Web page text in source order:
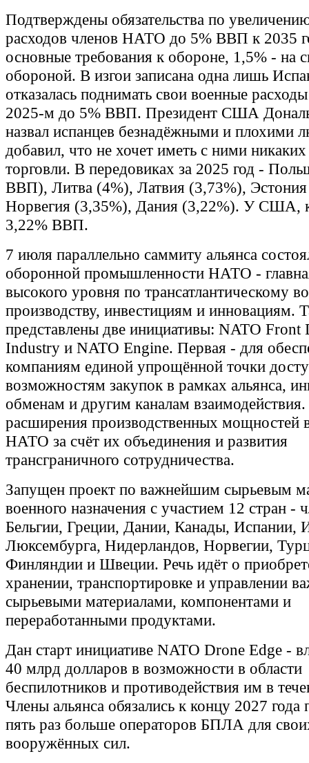
Подтверждены обязательства по
расходов членов НАТО до 5% ВВП к 2035
основные требования к обороне, 1,5% - на
обороной. В изгои записана одна лишь
отказалась поднимать свои военные
2025-м до 5% ВВП. Президент США
назвал испанцев безнадёжными и плохими
добавил, что не хочет иметь с ними
торговли. В передовиках за 2025 год -
ВВП), Литва (4%), Латвия (3,73%),
Норвегия (3,35%), Дания (3,22%). У США,
3,22% ВВП.
7 июля параллельно саммиту альянса
оборонной промышленности НАТО -
высокого уровня по трансатлантическому
производству, инвестициям и инновациям.
представлены две инициативы: NATO
Industry и NATO Engine. Первая - для
компаниям единой упрощённой точки
возможностям закупок в рамках альянса,
обменам и другим каналам
расширения производственных мощностей
НАТО за счёт их объединения и развития
трансграничного сотрудничества.
Запущен проект по важнейшим сырьевым
военного назначения с участием 12 стран
Бельгии, Греции, Дании, Канады, Испании,
Люксембурга, Нидерландов, Норвегии,
Финляндии и Швеции. Речь идёт о
хранении, транспортировке и управлении
сырьевыми материалами, компонентами и
переработанными продуктами.
Дан старт инициативе NATO Drone Edge -
40 млрд долларов в возможности в области
беспилотников и противодействия им в
Члены альянса обязались к концу 2027 года
пять раз больше операторов БПЛА для
вооружённых сил.